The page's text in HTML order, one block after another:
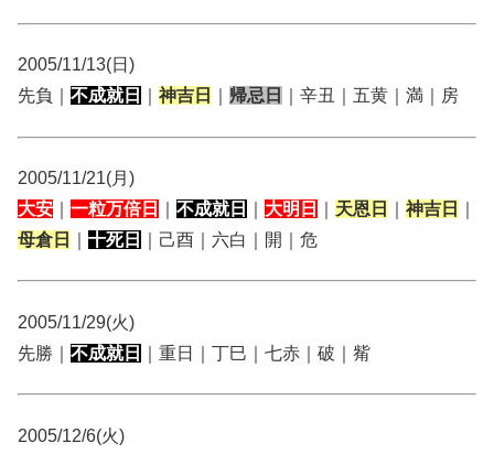
2005/11/13(日)
先負｜ 不成就日 神吉日 帰忌日 ｜辛丑｜五黄｜満｜房
2005/11/21(月)
大安
一粒万倍日 不成就日 大明日 天恩日 神吉日
母倉日
十死日 ｜己酉｜六白｜開｜危
2005/11/29(火)
先勝｜ 不成就日 ｜重日｜丁巳｜七赤｜破｜觜
2005/12/6(火)